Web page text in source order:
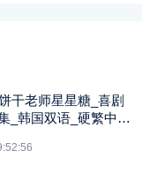
干老师星星糖_喜剧
_韩国双语_硬繁中字